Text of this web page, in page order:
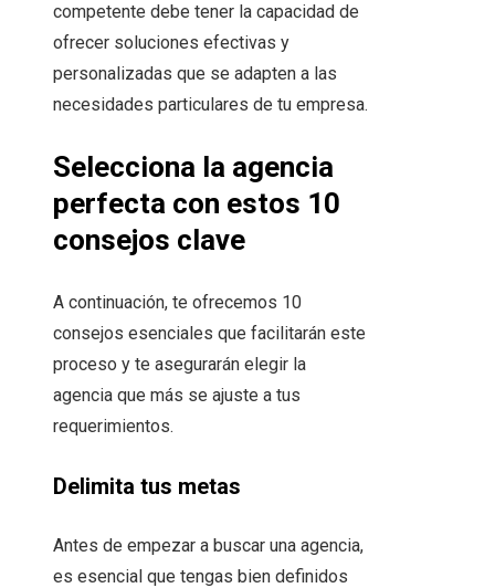
competente debe tener la capacidad de
ofrecer soluciones efectivas y
personalizadas que se adapten a las
necesidades particulares de tu empresa.
Selecciona la agencia
perfecta con estos 10
consejos clave
A continuación, te ofrecemos 10
consejos esenciales que facilitarán este
proceso y te asegurarán elegir la
agencia que más se ajuste a tus
requerimientos.
Delimita tus metas
Antes de empezar a buscar una agencia,
es esencial que tengas bien definidos